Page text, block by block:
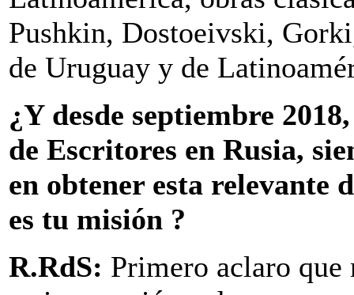
Pushkin, Dostoeivski,
de Uruguay y de
¿Y desde septiembre
de Escritores en Rusia,
en obtener esta relevante
es tu misión ?
R.RdS: Primero aclaro